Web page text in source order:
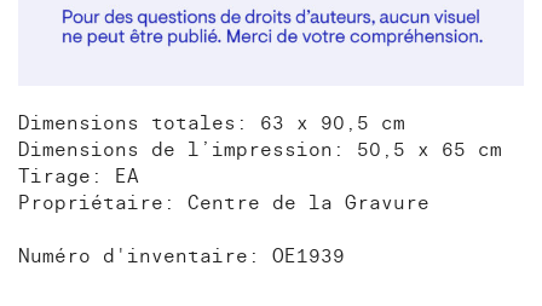
Dimensions totales: 63 x 90,5 cm
Dimensions de l’impression: 50,5 x 65 cm
Tirage: EA
Propriétaire: Centre de la Gravure
Numéro d'inventaire: OE1939